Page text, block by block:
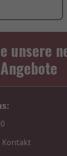
unsere
Kontakt